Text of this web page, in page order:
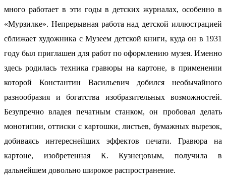
много работает в эти годы в детских журналах, особенно в
«Мурзилке». Непрерывная работа над детской иллюстрацией
сближает художника с Музеем детской книги, куда он в 1931
году был приглашен для работ по оформлению музея. Именно
здесь родилась техника гравюры на картоне, в применении
которой Константин Васильевич добился необычайного
разнообразия и богатства изобразительных возможностей.
Безупречно владея печатным станком, он пробовал делать
монотипии, оттиски с картошки, листьев, бумажных вырезок,
добиваясь интереснейших эффектов печати. Гравюра на
картоне, изобретенная К. Кузнецовым, получила в
дальнейшем довольно широкое распространение.